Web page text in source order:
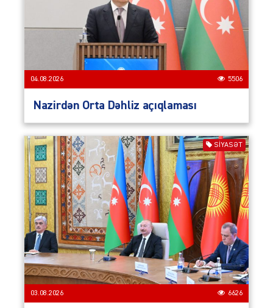
04.08.2026 5506
Nazirdən Orta Dəhliz açıqlaması
SIYASƏT
03.08.2026 6626